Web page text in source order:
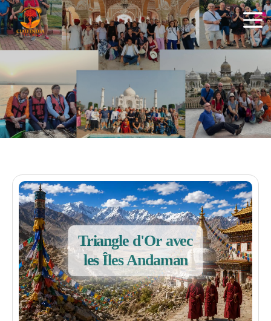
ciaoindiatours
Triangle d'Or avec
les Îles Andaman